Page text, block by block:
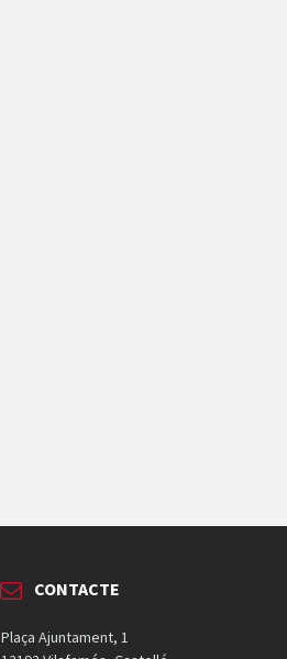
CONTACTE
Plaça Ajuntament, 1